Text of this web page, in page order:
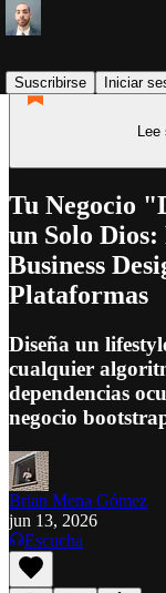
Suscribirse
Iniciar
Tu Negocio
un Solo
Business
Plataformas
Diseña un
cualquier
dependencias
negocio
Brian Mena Gómez
jun 13, 2026
Escucha